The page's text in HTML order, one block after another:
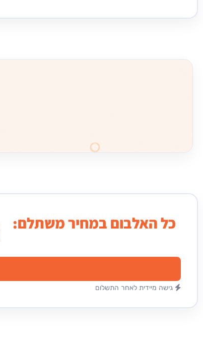
כל האלבום במחיר משתלם:
גישה מיידית לאחר התשלום